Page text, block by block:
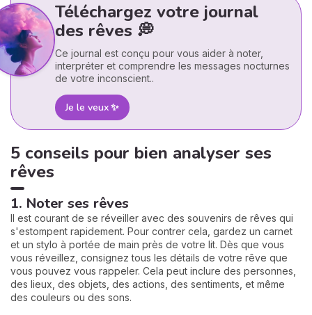
Téléchargez votre journal
des rêves 💭
Ce journal est conçu pour vous aider à noter,
interpréter et comprendre les messages nocturnes
de votre inconscient..
Je le veux ✨
5 conseils pour bien analyser ses
rêves
1. Noter ses rêves
Il est courant de se réveiller avec des souvenirs de rêves qui
s'estompent rapidement. Pour contrer cela, gardez un carnet
et un stylo à portée de main près de votre lit. Dès que vous
vous réveillez, consignez tous les détails de votre rêve que
vous pouvez vous rappeler. Cela peut inclure des personnes,
des lieux, des objets, des actions, des sentiments, et même
des couleurs ou des sons.